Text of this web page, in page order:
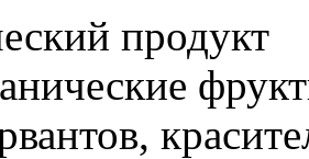
продукт